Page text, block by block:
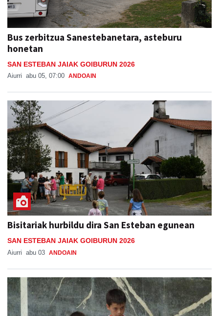
Bus zerbitzua Sanestebanetara, asteburu
honetan
SAN ESTEBAN JAIAK GOIBURUN 2026
Aiurri abu 05, 07:00 ANDOAIN
Bisitariak hurbildu dira San Esteban egunean
SAN ESTEBAN JAIAK GOIBURUN 2026
Aiurri abu 03 ANDOAIN